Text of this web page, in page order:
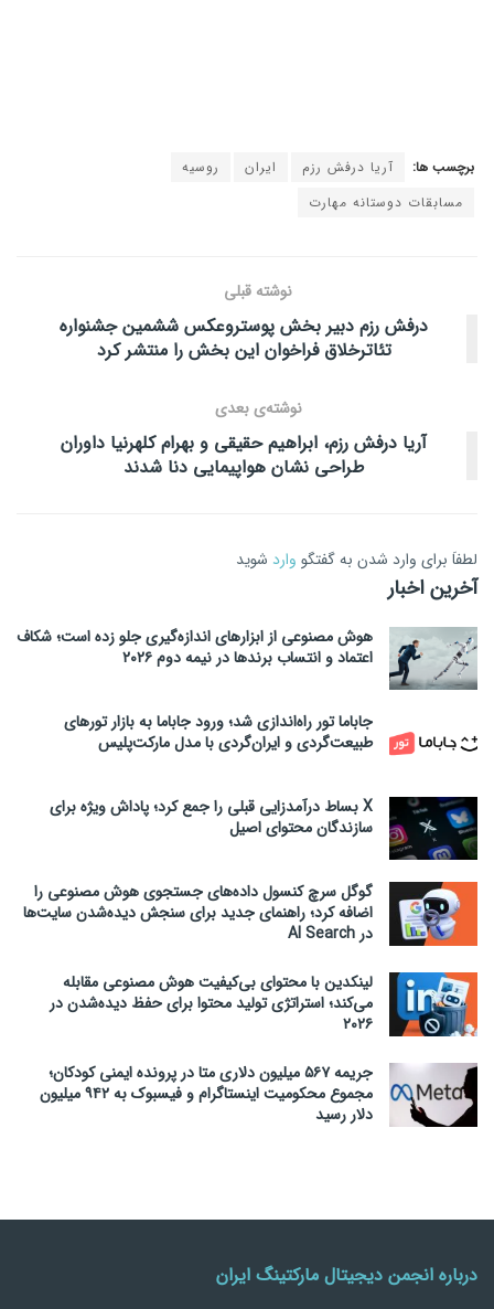
برچسب ها: آریا درفش رزم ایران
روسیه
مسابقات دوستانه مهارت
نوشته قبلی
درفش رزم دبير بخش پوستروعکس ششمین جشنواره
تئاترخلاق فراخوان اين بخش را منتشر كرد
نوشته‌ی بعدی
آریا درفش رزم، ابراهیم حقیقی و بهرام کلهرنیا داوران
طراحی نشان هواپیمایی دنا شدند
لطفاَ برای وارد شدن به گفتگو وارد شوید
آخرین اخبار
هوش مصنوعی از ابزارهای اندازه‌گیری جلو زده است؛ شکاف
اعتماد و انتساب برندها در نیمه دوم ۲۰۲۶
جاباما تور راه‌اندازی شد؛ ورود جاباما به بازار تورهای
طبیعت‌گردی و ایران‌گردی با مدل مارکت‌پلیس
X بساط درآمدزایی قبلی را جمع کرد؛ پاداش ویژه برای
سازندگان محتوای اصیل
گوگل سرچ کنسول داده‌های جستجوی هوش مصنوعی را
اضافه کرد؛ راهنمای جدید برای سنجش دیده‌شدن سایت‌ها
در AI Search
لینکدین با محتوای بی‌کیفیت هوش مصنوعی مقابله
می‌کند؛ استراتژی تولید محتوا برای حفظ دیده‌شدن در
۲۰۲۶
جریمه ۵۶۷ میلیون دلاری متا در پرونده ایمنی کودکان؛
مجموع محکومیت اینستاگرام و فیسبوک به ۹۴۲ میلیون
دلار رسید
درباره انجمن دیجیتال مارکتینگ ایران